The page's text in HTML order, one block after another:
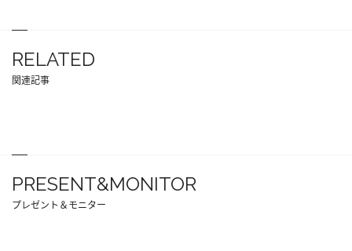
RELATED
関連記事
PRESENT&MONITOR
プレゼント＆モニター